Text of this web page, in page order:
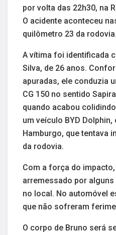
por volta das 22h30, na
O acidente aconteceu
quilômetro 23 da rodovia.
A vítima foi identificada
Silva, de 26 anos.
apuradas, ele conduzia
CG 150 no sentido
quando acabou
um veículo BYD
Hamburgo, que tentava
da rodovia.
Com a força do
arremessado por
no local. No automóvel
que não sofreram
O corpo de Bruno será